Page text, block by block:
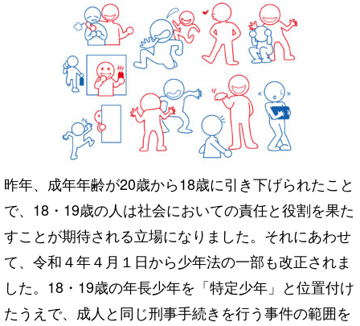
昨年、成年年齢が20歳から18歳に引き下げられたこと
で、18・19歳の人は社会においての責任と役割を果た
すことが期待される立場になりました。それにあわせ
て、令和４年４月１日から少年法の一部も改正されま
した。18・19歳の年長少年を「特定少年」と位置付け
たうえで、成人と同じ刑事手続きを行う事件の範囲を